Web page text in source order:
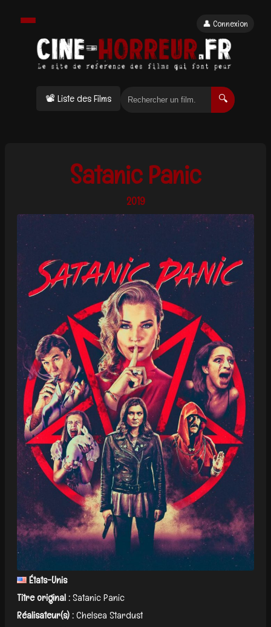
📽 Liste des Films 🔍
👤 Connexion
Satanic Panic
2019
États-Unis
Titre original :Satanic Panic
Réalisateur(s) :Chelsea Stardust